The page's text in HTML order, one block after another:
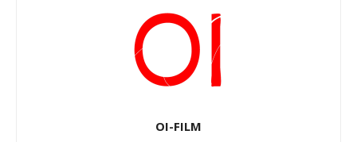
OI-FILM